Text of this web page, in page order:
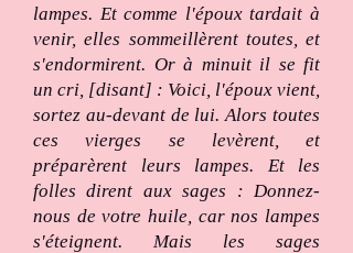
lampes. Et comme l'époux tardait à
venir, elles sommeillèrent toutes, et
s'endormirent. Or à minuit il se fit
un cri, [disant] : Voici, l'époux vient,
sortez au-devant de lui. Alors toutes
ces vierges se levèrent, et
préparèrent leurs lampes. Et les
folles dirent aux sages : Donnez-
nous de votre huile, car nos lampes
s'éteignent. Mais les sages